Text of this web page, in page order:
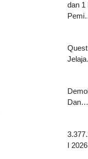
dan 1
Dan…
I 2026